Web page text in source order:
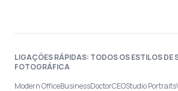
LIGAÇÕES RÁPIDAS: TODOS OS ESTILOS DE
FOTOGRÁFICA
Modern OfficeBusinessDoctorCEOStudio Portraits